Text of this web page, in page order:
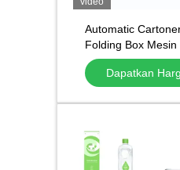
Automatic
Folding Box Mesin
Otomatis untuk
Kosmetik Botol
Dapatkan